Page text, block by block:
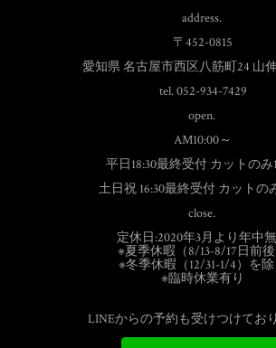
address.
〒452-0815
愛知県 名古屋市西区八筋町24 山
tel. 052-934-7429
open.
AM10:00～
平日18:30最終受付 カットのみ
土日祝 16:30最終受付 カットの
close.
定休日:2020年3月より年中
※夏季休暇（8/13-8/17日前後
※冬季休暇（12/31-1/4）を除
※臨時休業有り
LINEからの予約も受けつけてお